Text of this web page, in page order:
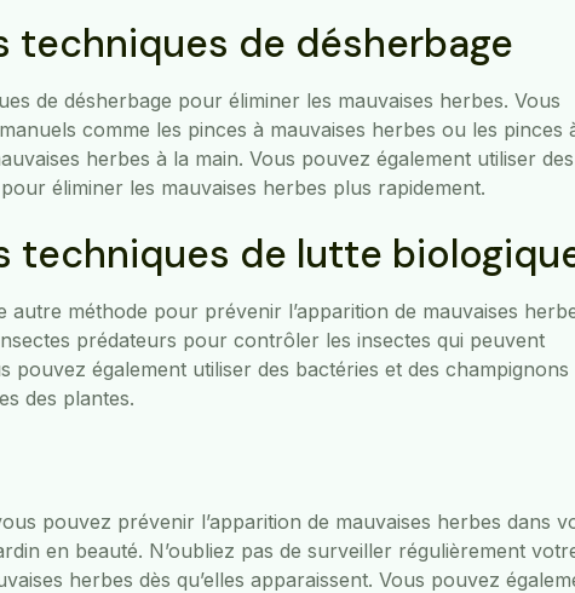
techniques de désherbage
de désherbage pour éliminer les mauvaises herbes. Vous
comme les pinces à mauvaises herbes ou les pinces
herbes à la main. Vous pouvez également utiliser des
éliminer les mauvaises herbes plus rapidement.
techniques de lutte
autre méthode pour prévenir l’apparition de mauvaises
prédateurs pour contrôler les insectes qui peuvent
pouvez également utiliser des bactéries et des champignons
des plantes.
pouvez prévenir l’apparition de mauvaises herbes dans
en beauté. N’oubliez pas de surveiller régulièrement
herbes dès qu’elles apparaissent. Vous pouvez